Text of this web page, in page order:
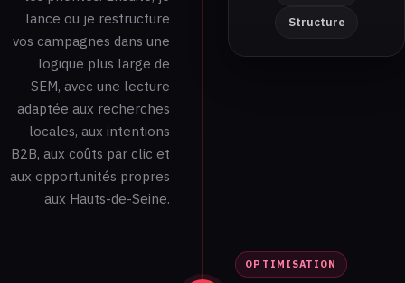
lance ou je restructure
vos campagnes dans une
logique plus large de
SEM, avec une lecture
adaptée aux recherches
locales, aux intentions
B2B, aux coûts par clic et
aux opportunités propres
aux Hauts-de-Seine.
Structure
OPTIMISATION